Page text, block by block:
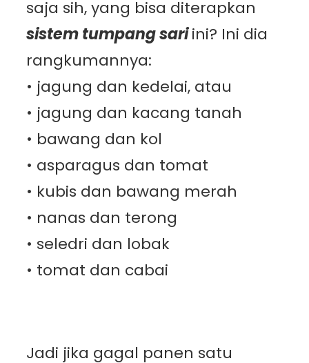
saja sih, yang bisa diterapkan
sistem tumpang sariini? Ini dia
rangkumannya:
• jagung dan kedelai, atau
• jagung dan kacang tanah
• bawang dan kol
• asparagus dan tomat
• kubis dan bawang merah
• nanas dan terong
• seledri dan lobak
• tomat dan cabai
Jadi jika gagal panen satu